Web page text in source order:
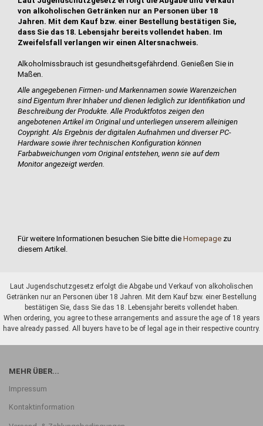
von alkoholischen Getränken nur an Personen über 18
Jahren. Mit dem Kauf bzw. einer Bestellung bestätigen Sie,
dass Sie das 18. Lebensjahr bereits vollendet haben. Im
Zweifelsfall verlangen wir einen Altersnachweis.
Alkoholmissbrauch ist gesundheitsgefährdend. Genießen Sie in
Maßen.
Alle angegebenen Firmen- und Markennamen sowie Warenzeichen
sind Eigentum Ihrer Inhaber und dienen lediglich zur Identifikation und
Beschreibung der Produkte.Alle Produktfotos zeigen den
angebotenen Artikel im Original und unterliegen unserem alleinigen
Coypright. Als Ergebnis der digitalen Aufnahmen und diverser PC-
Hardware sowie ihrer technischen Konfiguration können
Farbabweichungen vom Original entstehen, wenn sie auf dem
Monitor angezeigt werden.
Für weitere Informationen besuchen Sie bitte die Homepage zu
diesem Artikel.
Laut Jugendschutzgesetz erfolgt die Abgabe und Verkauf von alkoholischen
Getränken nur an Personen über 18 Jahren. Mit dem Kauf bzw. einer Bestellung
bestätigen Sie, dass Sie das 18. Lebensjahr bereits vollendet haben.
When ordering, you agree to these arrangements and assure the age of 18 years
have already passed. All buyers have to be of legal age in their respective country.
MEHR ÜBER...
Impressum
Kontaktinformation